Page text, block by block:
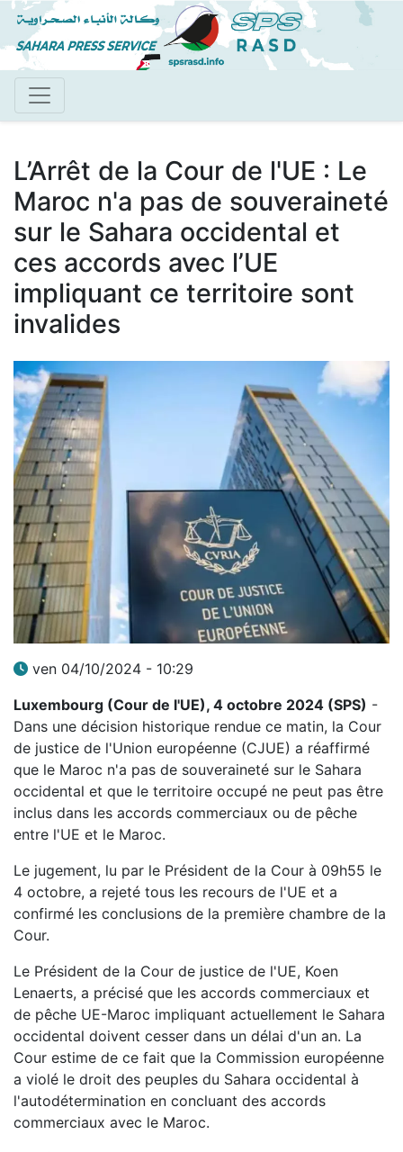
Aller
au
contenu
L’Arrêt de la Cour de l'UE : Le
Maroc n'a pas de souveraineté
sur le Sahara occidental et
ces accords avec l’UE
impliquant ce territoire sont
invalides
ven 04/10/2024 - 10:29
Luxembourg (Cour de l'UE), 4 octobre 2024 (SPS) -
Dans une décision historique rendue ce matin, la Cour
de justice de l'Union européenne (CJUE) a réaffirmé
que le Maroc n'a pas de souveraineté sur le Sahara
occidental et que le territoire occupé ne peut pas être
inclus dans les accords commerciaux ou de pêche
entre l'UE et le Maroc.
Le jugement, lu par le Président de la Cour à 09h55 le
4 octobre, a rejeté tous les recours de l'UE et a
confirmé les conclusions de la première chambre de la
Cour.
Le Président de la Cour de justice de l'UE, Koen
Lenaerts, a précisé que les accords commerciaux et
de pêche UE-Maroc impliquant actuellement le Sahara
occidental doivent cesser dans un délai d'un an. La
Cour estime de ce fait que la Commission européenne
a violé le droit des peuples du Sahara occidental à
l'autodétermination en concluant des accords
commerciaux avec le Maroc.